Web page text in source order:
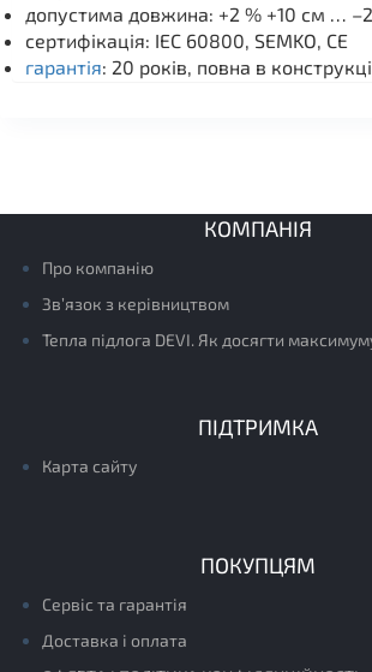
допустима довжина: +2 % +10 см …
сертифікація: IEC 60800, SEMKO, CE
гарантія: 20 років, повна в
КОМПАНІЯ
Про компанію
Зв’язок з керівництвом
Тепла підлога DEVI. Як досягти
ПІДТРИМКА
Карта сайту
ПОКУПЦЯМ
Сервіс та гарантія
Доставка і оплата